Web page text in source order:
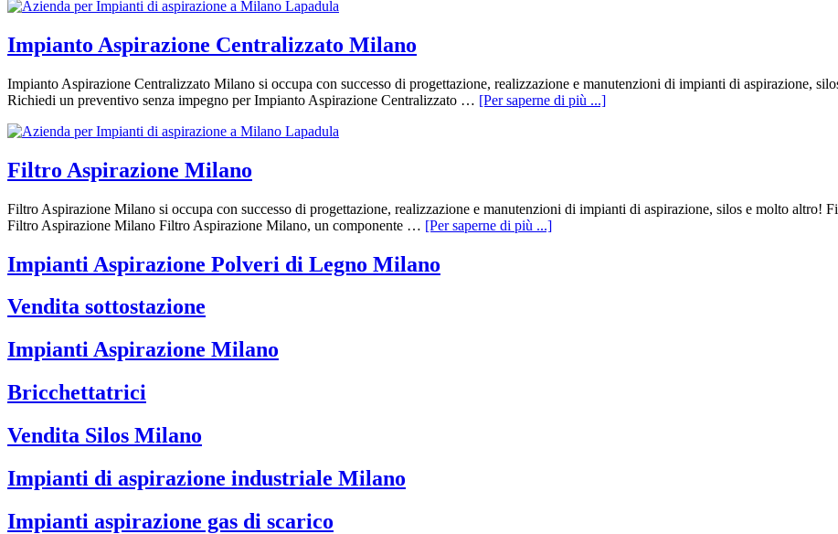
Impianto Aspirazione Centralizzato Milano
Impianto Aspirazione Centralizzato Milano si occupa con successo di progettazione, realizzazione e manutenzioni di impianti di aspirazione,
Richiedi un preventivo senza impegno per Impianto Aspirazione Centralizzato … [Per saperne di più ...]
Filtro Aspirazione Milano
Filtro Aspirazione Milano si occupa con successo di progettazione, realizzazione e manutenzioni di impianti di aspirazione, silos e molto
Filtro Aspirazione Milano Filtro Aspirazione Milano, un componente … [Per saperne di più ...]
Impianti Aspirazione Polveri di Legno Milano
Vendita sottostazione
Impianti Aspirazione Milano
Bricchettatrici
Vendita Silos Milano
Impianti di aspirazione industriale Milano
Impianti aspirazione gas di scarico